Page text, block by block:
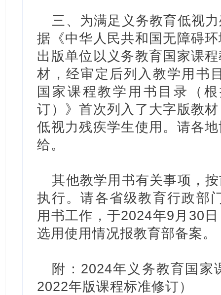
三、为满足义务教育低视
据《中华人民共和国无障碍
出版单位以义务教育国家课
材，经审定后列入教学用书
国家课程教学用书目录（
订）》首次列入了大字版教
低视力残疾学生使用。请各
给。
其他教学用书有关事项，
执行。请各省级教育行政部
用书工作，于2024年9月30
选用使用情况报教育部备案。
附：2024年义务教育国家
2022年版课程标准修订）